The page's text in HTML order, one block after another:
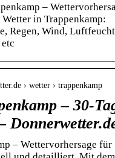
–
in Trappenkamp:
Regen, Wind,
› wetter › trappenkamp
– 30-
– Wettervorhersage für